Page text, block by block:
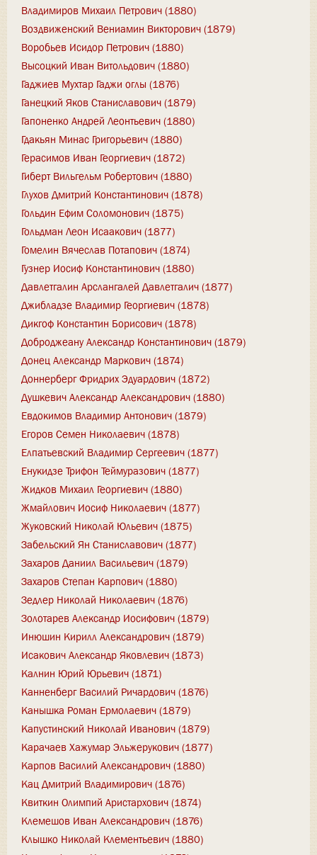
Владимиров Михаил Петрович (1880)
Воздвиженский Вениамин Викторович (1879)
Воробьев Исидор Петрович (1880)
Высоцкий Иван Витольдович (1880)
Гаджиев Мухтар Гаджи оглы (1876)
Ганецкий Яков Станиславович (1879)
Гапоненко Андрей Леонтьевич (1880)
Гдакьян Минас Григорьевич (1880)
Герасимов Иван Георгиевич (1872)
Гиберт Вильгельм Робертович (1880)
Глухов Дмитрий Константинович (1878)
Гольдин Ефим Соломонович (1875)
Гольдман Леон Исаакович (1877)
Гомелин Вячеслав Потапович (1874)
Гузнер Иосиф Константинович (1880)
Давлетгалин Арслангалей Давлетгалич (1877)
Джибладзе Владимир Георгиевич (1878)
Дикгоф Константин Борисович (1878)
Доброджеану Александр Константинович (1879)
Донец Александр Маркович (1874)
Доннерберг Фридрих Эдуардович (1872)
Душкевич Александр Александрович (1880)
Евдокимов Владимир Антонович (1879)
Егоров Семен Николаевич (1878)
Елпатьевский Владимир Сергеевич (1877)
Енукидзе Трифон Теймуразович (1877)
Жидков Михаил Георгиевич (1880)
Жмайлович Иосиф Николаевич (1877)
Жуковский Николай Юльевич (1875)
Забельский Ян Станиславович (1877)
Захаров Даниил Васильевич (1879)
Захаров Степан Карпович (1880)
Зедлер Николай Николаевич (1876)
Золотарев Александр Иосифович (1879)
Инюшин Кирилл Александрович (1879)
Исакович Александр Яковлевич (1873)
Калнин Юрий Юрьевич (1871)
Канненберг Василий Ричардович (1876)
Канышка Роман Ермолаевич (1879)
Капустинский Николай Иванович (1879)
Карачаев Хажумар Эльжерукович (1877)
Карпов Василий Александрович (1880)
Кац Дмитрий Владимирович (1876)
Квиткин Олимпий Аристархович (1874)
Клемешов Иван Александрович (1876)
Клышко Николай Клементьевич (1880)